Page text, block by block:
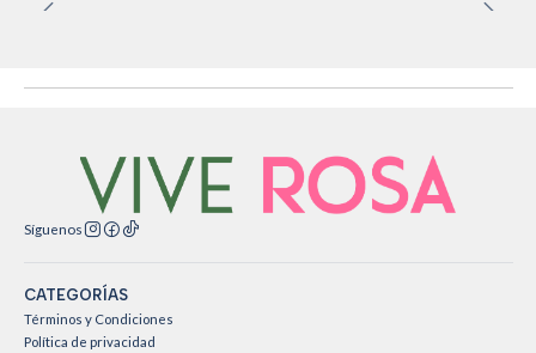
Síguenos
CATEGORÍAS
Términos y Condiciones
Política de privacidad